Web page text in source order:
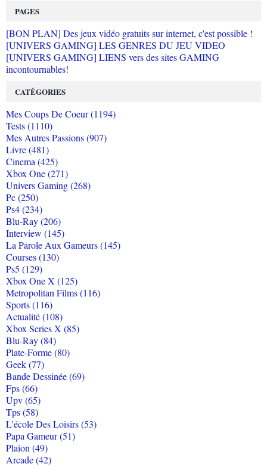
PAGES
[BON PLAN] Des jeux vidéo gratuits sur internet, c'est possible !
[UNIVERS GAMING] LES GENRES DU JEU VIDEO
[UNIVERS GAMING] LIENS vers des sites GAMING
incontournables!
CATÉGORIES
Mes Coups De Coeur (1194)
Tests (1110)
Mes Autres Passions (907)
Livre (481)
Cinema (425)
Xbox One (271)
Univers Gaming (268)
Pc (250)
Ps4 (234)
Blu-Ray (206)
Interview (145)
La Parole Aux Gameurs (145)
Courses (130)
Ps5 (129)
Xbox One X (125)
Metropolitan Films (116)
Sports (116)
Actualité (108)
Xbox Series X (85)
Blu-Ray (84)
Plate-Forme (80)
Geek (77)
Bande Dessinée (69)
Fps (66)
Upv (65)
Tps (58)
L'école Des Loisirs (53)
Papa Gameur (51)
Plaion (49)
Arcade (42)